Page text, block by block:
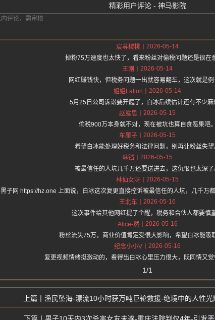
精彩用户评论 - 神马影院
宸荨糭桃
2026-05-14
掉粉75万速度也太快了，看来粉丝对偷税问题还是很在
王刚
2026-05-14
网红赚钱快，但税务问题一出就容易翻车，这次就是例
姐姐Lalion
2026-05-14
5月25日公司诉讼要开庭了，白冰后续估计还有不少麻
赵露思
2026-05-15
偷税900万本身就不对，现在被坑也算自食恶果吧。
车厘子
2026-05-15
希望白冰能处理好税务和法律问题，别再让粉丝失望
琳铛
2026-05-15
被最信任的人坑几千万还要送进去，这仇恨也太深了
林仙女呀
2026-05-15
黑子网 https://hz.one 上面说，白冰这次复更直接控诉被最信任的人坑，几千万
王北车
2026-05-16
这次事件给其他网红提了个醒，税务和合伙人都要慎重
Alice-然
2026-05-16
粉丝流失75万，商业价值肯定受很大影响，希望白冰能吸
纪念小小V
2026-05-16
复更视频情绪挺激动的，看得出白冰心里压力很大，既同情又觉
1/1
渔民坠海-漂流10小时获万吨巨轮救援-绝境中的人性